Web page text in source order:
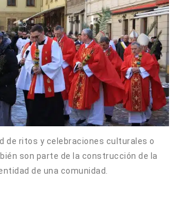
de ritos y celebraciones culturales o
son parte de la construcción de la
de una comunidad.